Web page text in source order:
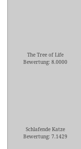
The Tree of Life
Bewertung: 8.0000
Schlafende Katze
Bewertung: 7.1429